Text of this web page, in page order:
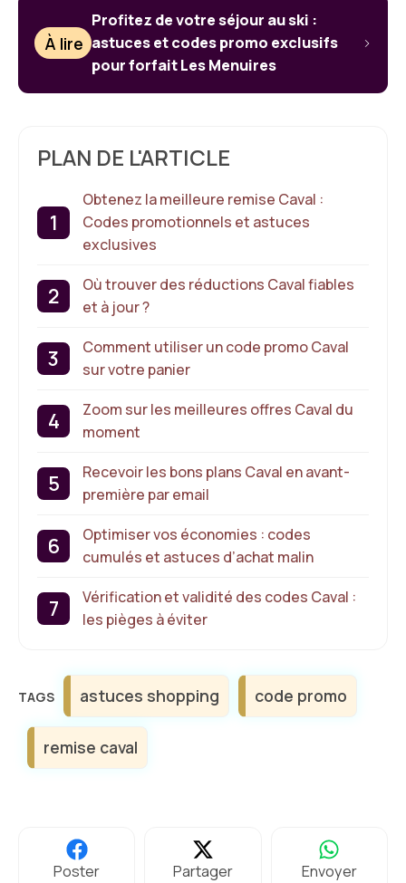
À lire
Profitez de votre séjour au ski :
astuces et codes promo exclusifs
pour forfait Les Menuires
PLAN DE L'ARTICLE
Obtenez la meilleure remise Caval :
Codes promotionnels et astuces
exclusives
Où trouver des réductions Caval fiables
et à jour ?
Comment utiliser un code promo Caval
sur votre panier
Zoom sur les meilleures offres Caval du
moment
Recevoir les bons plans Caval en avant-
première par email
Optimiser vos économies : codes
cumulés et astuces d’achat malin
Vérification et validité des codes Caval :
les pièges à éviter
Étiquettes
astuces shopping code promo
remise caval
Poster Partager Envoyer